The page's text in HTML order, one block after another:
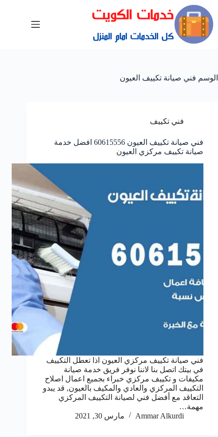
الوسم فني صيانة تكييف العيون
فني تكييف
فني صيانة تكييف العيون 60615556 افضل خدمة
صيانة تكييف مركزي العيون
فني صيانة تكييف مركزي العيون اذا تعطل التكييف
في بيتك اتصل بنا لاننا نوفر فريق خدمة صيانة
مكيفات و تكييف مركزي خبراء بجميع اعمال اصلاح
التكييف المركزي والعادي والمكيف بالعيون, قد يبدو
التعاقد مع أفضل فني لصيانة التكييف المركزي
مهمة…
Ammar Alkurdi
مارس 30, 2021